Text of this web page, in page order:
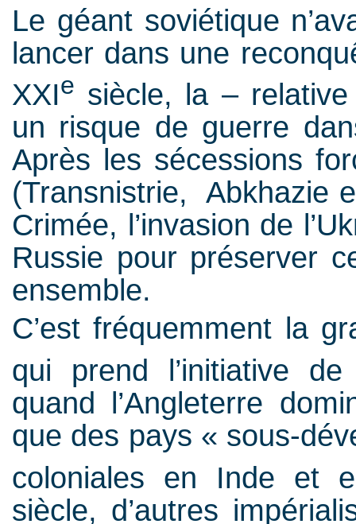
Le géant soviétique
lancer dans une
XXIe siècle, la –
un risque de guerre
Après les sécessions
(Transnistrie, Abkhazie
Crimée, l’invasion de
Russie pour préserver
ensemble.
C’est fréquemment la
qui prend l’initiative
quand l’Angleterre
que des pays « sous-
coloniales en Inde et
siècle, d’autres